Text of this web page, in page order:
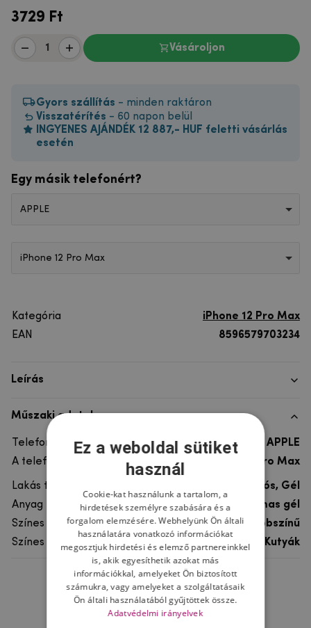
3729 Ft
Vásároljon
Gyors szállítás - minden raktáron
Visszatérítés - 60 napon belül
INGYENES AJÁNDÉK 12 887,- HUF feletti vásárlás
esetén
Egy másik telefonért?
APPLE
iPhone 12 Pro Max
Kategória
iPhone 12 Pro Max
EAN
8596579703234
Leírás
Műszaki adatok
Telefon márka
APPLE
A telefonmodellhez
iPhone 12 Pro Max
Lakás típusa
Ultra tartós, Gél
Anyag
rugalmas gél
Színes
többszínű
Színes motívum
Kutyák
Ne felejtsd el
Ez a weboldal sütiket
használ
Cookie-kat használunk a tartalom, a
hirdetések személyre szabására és a
forgalom elemzésére. Webhelyünk Ön általi
használatára vonatkozó információkat
megosztjuk hirdetési és elemző partnereinkkel
is, akik egyesíthetik azokat más
információkkal, amelyeket Ön biztosított
számukra, vagy amelyeket a szolgáltatásaik
Ön általi használatából gyűjtöttek össze.
Adatvédelmi irányelvek